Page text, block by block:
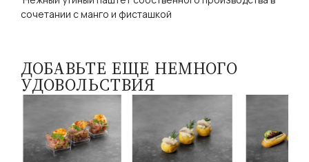
сочетании с манго и фисташкой
ДОБАВЬТЕ ЕЩЕ НЕМНОГО
УДОВОЛЬСТВИЯ